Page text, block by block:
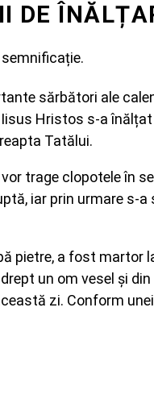
DE
sărbători ale
Hristos s-a
Tatălui.
trage clopotele în
iar prin urmare s-
pietre, a fost martor
un om vesel şi
zi. Conform